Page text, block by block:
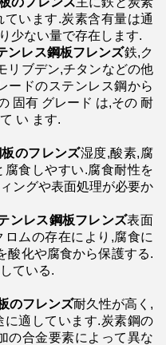
います.炭素含有量は通
少ない量で存在します.
ンレス鋼板フレンズ鉄,ク
リブデン,チタンなどの他
ードのステンレス鋼から
固有 グレード は,その 耐
い ます.
のフレンズ湿度,酸素,腐
食しやすい.腐食耐性を
ングや表面処理が必要か
ンレス鋼板フレンズ表面
ムの存在により,腐食に
酸化や腐食から保護する.
ている.
のフレンズ耐久性が高く,
適しています.炭素鋼の
の合金要素によって異な